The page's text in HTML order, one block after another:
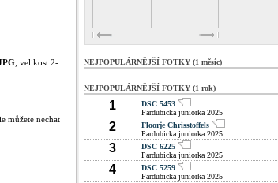
, velikost 2-
můžete nechat
NEJPOPULÁRNĚJŠÍ FOTKY (1 měsíc)
NEJPOPULÁRNĚJŠÍ FOTKY (1 rok)
1
DSC 5453
Pardubicka juniorka 2025
2
Floorje Chrisstoffels
Pardubicka juniorka 2025
3
DSC 6225
Pardubicka juniorka 2025
4
DSC 5259
Pardubicka juniorka 2025